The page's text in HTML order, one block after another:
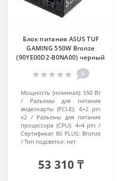
Блок питания ASUS TUF
GAMING 550W Bronze
(90YE00D2-B0NA00) черный
0
Мощность (номинал): 550 Вт
Разъемы для питания
видеокарты (PCI-E): 6+2 pin
x2
Разъемы для питания
процессора (CPU): 4+4 pin
Сертификат 80 PLUS: Bronze
Тип подсветки: нет
53 310 ₸